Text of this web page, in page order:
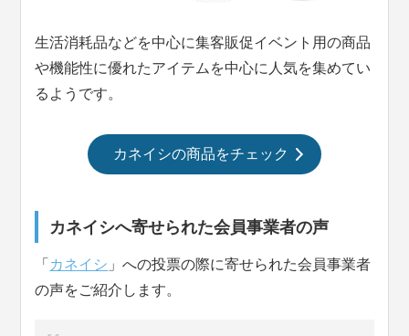
生活消耗品などを中心に集客販促イベント用の商品
や機能性に優れたアイテムを中心に人気を集めてい
るようです。
カネイシの商品をチェック
カネイシへ寄せられた会員事業者の声
「 カネイシ 」への投票の際に寄せられた会員事業者
の声をご紹介します。